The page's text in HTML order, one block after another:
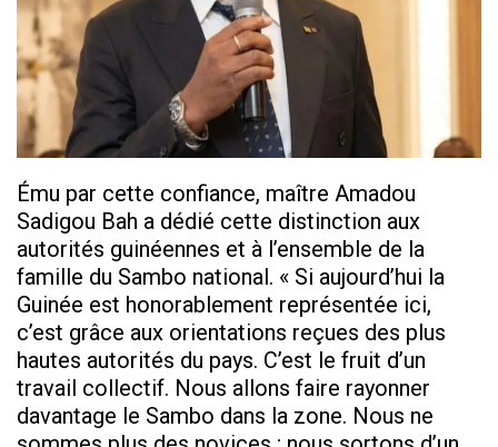
Ému par cette confiance, maître Amadou
Sadigou Bah a dédié cette distinction aux
autorités guinéennes et à l’ensemble de la
famille du Sambo national. « Si aujourd’hui la
Guinée est honorablement représentée ici,
c’est grâce aux orientations reçues des plus
hautes autorités du pays. C’est le fruit d’un
travail collectif. Nous allons faire rayonner
davantage le Sambo dans la zone. Nous ne